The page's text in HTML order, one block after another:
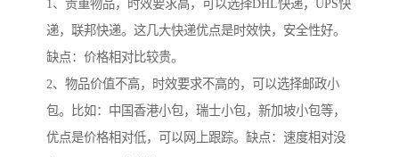
1、贵重物品，时效要求高，可以选择DHL快递，UPS快
递，联邦快递。这几大快递优点是时效快，安全性好。
缺点：价格相对比较贵。
2、物品价值不高，时效要求不高的，可以选择邮政小
包。比如：中国香港小包，瑞士小包，新加坡小包等，
优点是价格相对低，可以网上跟踪。缺点：速度相对没